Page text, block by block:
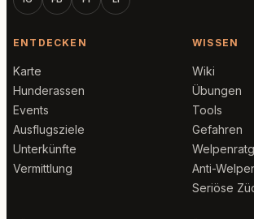
ENTDECKEN
Karte
Hunderassen
Events
Ausflugsziele
Unterkünfte
Vermittlung
WISSEN
Wiki
Übungen
Tools
Gefahren
Anti-
Seriöse